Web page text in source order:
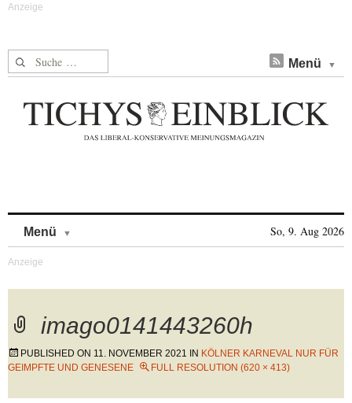
Suche nach: Menü
Menü So, 9. Aug 2026
imago0141443260h
PUBLISHED ON 11. NOVEMBER 2021 IN KÖLNER KARNEVAL NUR FÜR
GEIMPFTE UND GENESENE
FULL RESOLUTION (620 × 413)